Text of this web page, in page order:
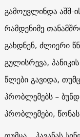
გამოუვლინდა
რამდენიმე
გახდნენ, ძლიერი
გულისრევა,
წლები გავიდა,
პრობლემებს –
პრობლემები,